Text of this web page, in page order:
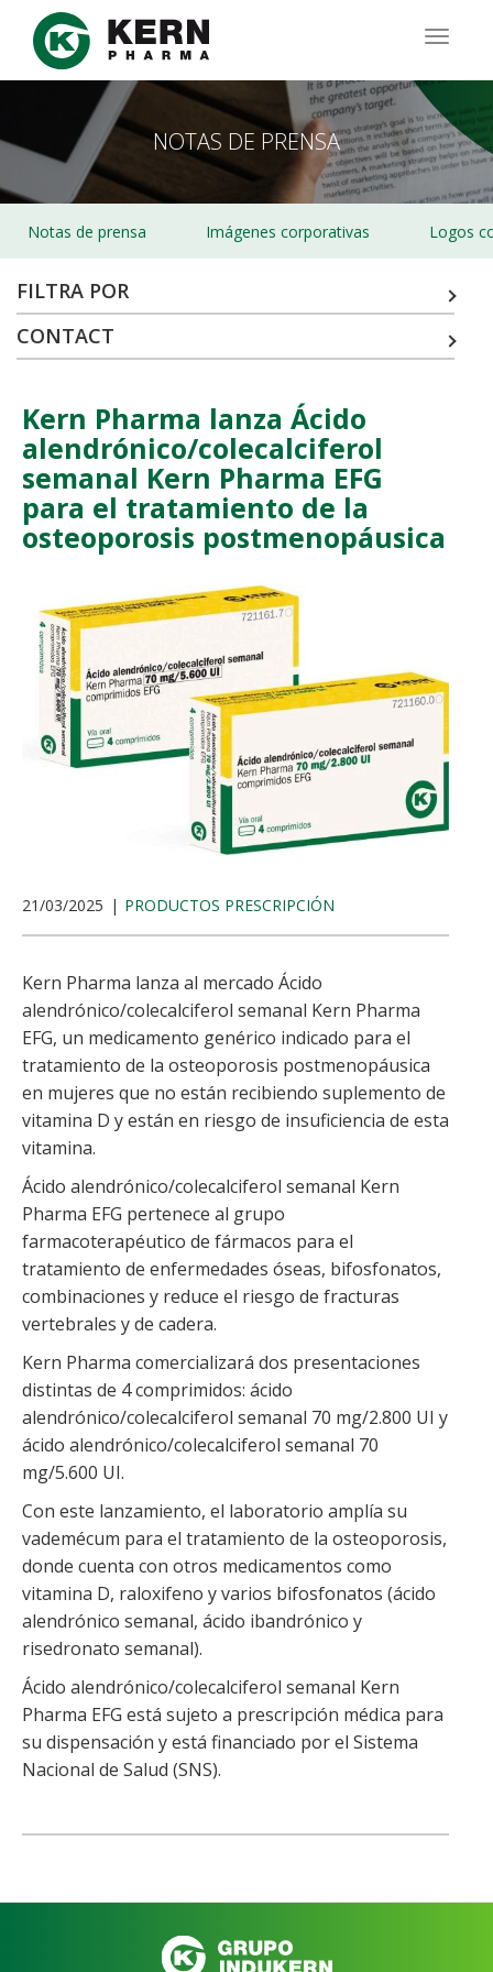
Pasar
contenido
NOTAS DE PRENSA
Notas de prensa Imágenes corporativas Logos
FILTRA POR
CONTACT
Kern Pharma lanza Ácido
alendrónico/colecalciferol
semanal Kern Pharma EFG
para el tratamiento de la
osteoporosis postmenopáusica
21/03/2025 PRODUCTOS PRESCRIPCIÓN
Kern Pharma lanza al mercado Ácido
alendrónico/colecalciferol semanal Kern Pharma
EFG, un medicamento genérico indicado para el
tratamiento de la osteoporosis postmenopáusica
en mujeres que no están recibiendo suplemento de
vitamina D y están en riesgo de insuficiencia de esta
vitamina.
Ácido alendrónico/colecalciferol semanal Kern
Pharma EFG pertenece al grupo
farmacoterapéutico de fármacos para el
tratamiento de enfermedades óseas, bifosfonatos,
combinaciones y reduce el riesgo de fracturas
vertebrales y de cadera.
Kern Pharma comercializará dos presentaciones
distintas de 4 comprimidos: ácido
alendrónico/colecalciferol semanal 70 mg/2.800 UI y
ácido alendrónico/colecalciferol semanal 70
mg/5.600 UI.
Con este lanzamiento, el laboratorio amplía su
vademécum para el tratamiento de la osteoporosis,
donde cuenta con otros medicamentos como
vitamina D, raloxifeno y varios bifosfonatos (ácido
alendrónico semanal, ácido ibandrónico y
risedronato semanal).
Ácido alendrónico/colecalciferol semanal Kern
Pharma EFG está sujeto a prescripción médica para
su dispensación y está financiado por el Sistema
Nacional de Salud (SNS).